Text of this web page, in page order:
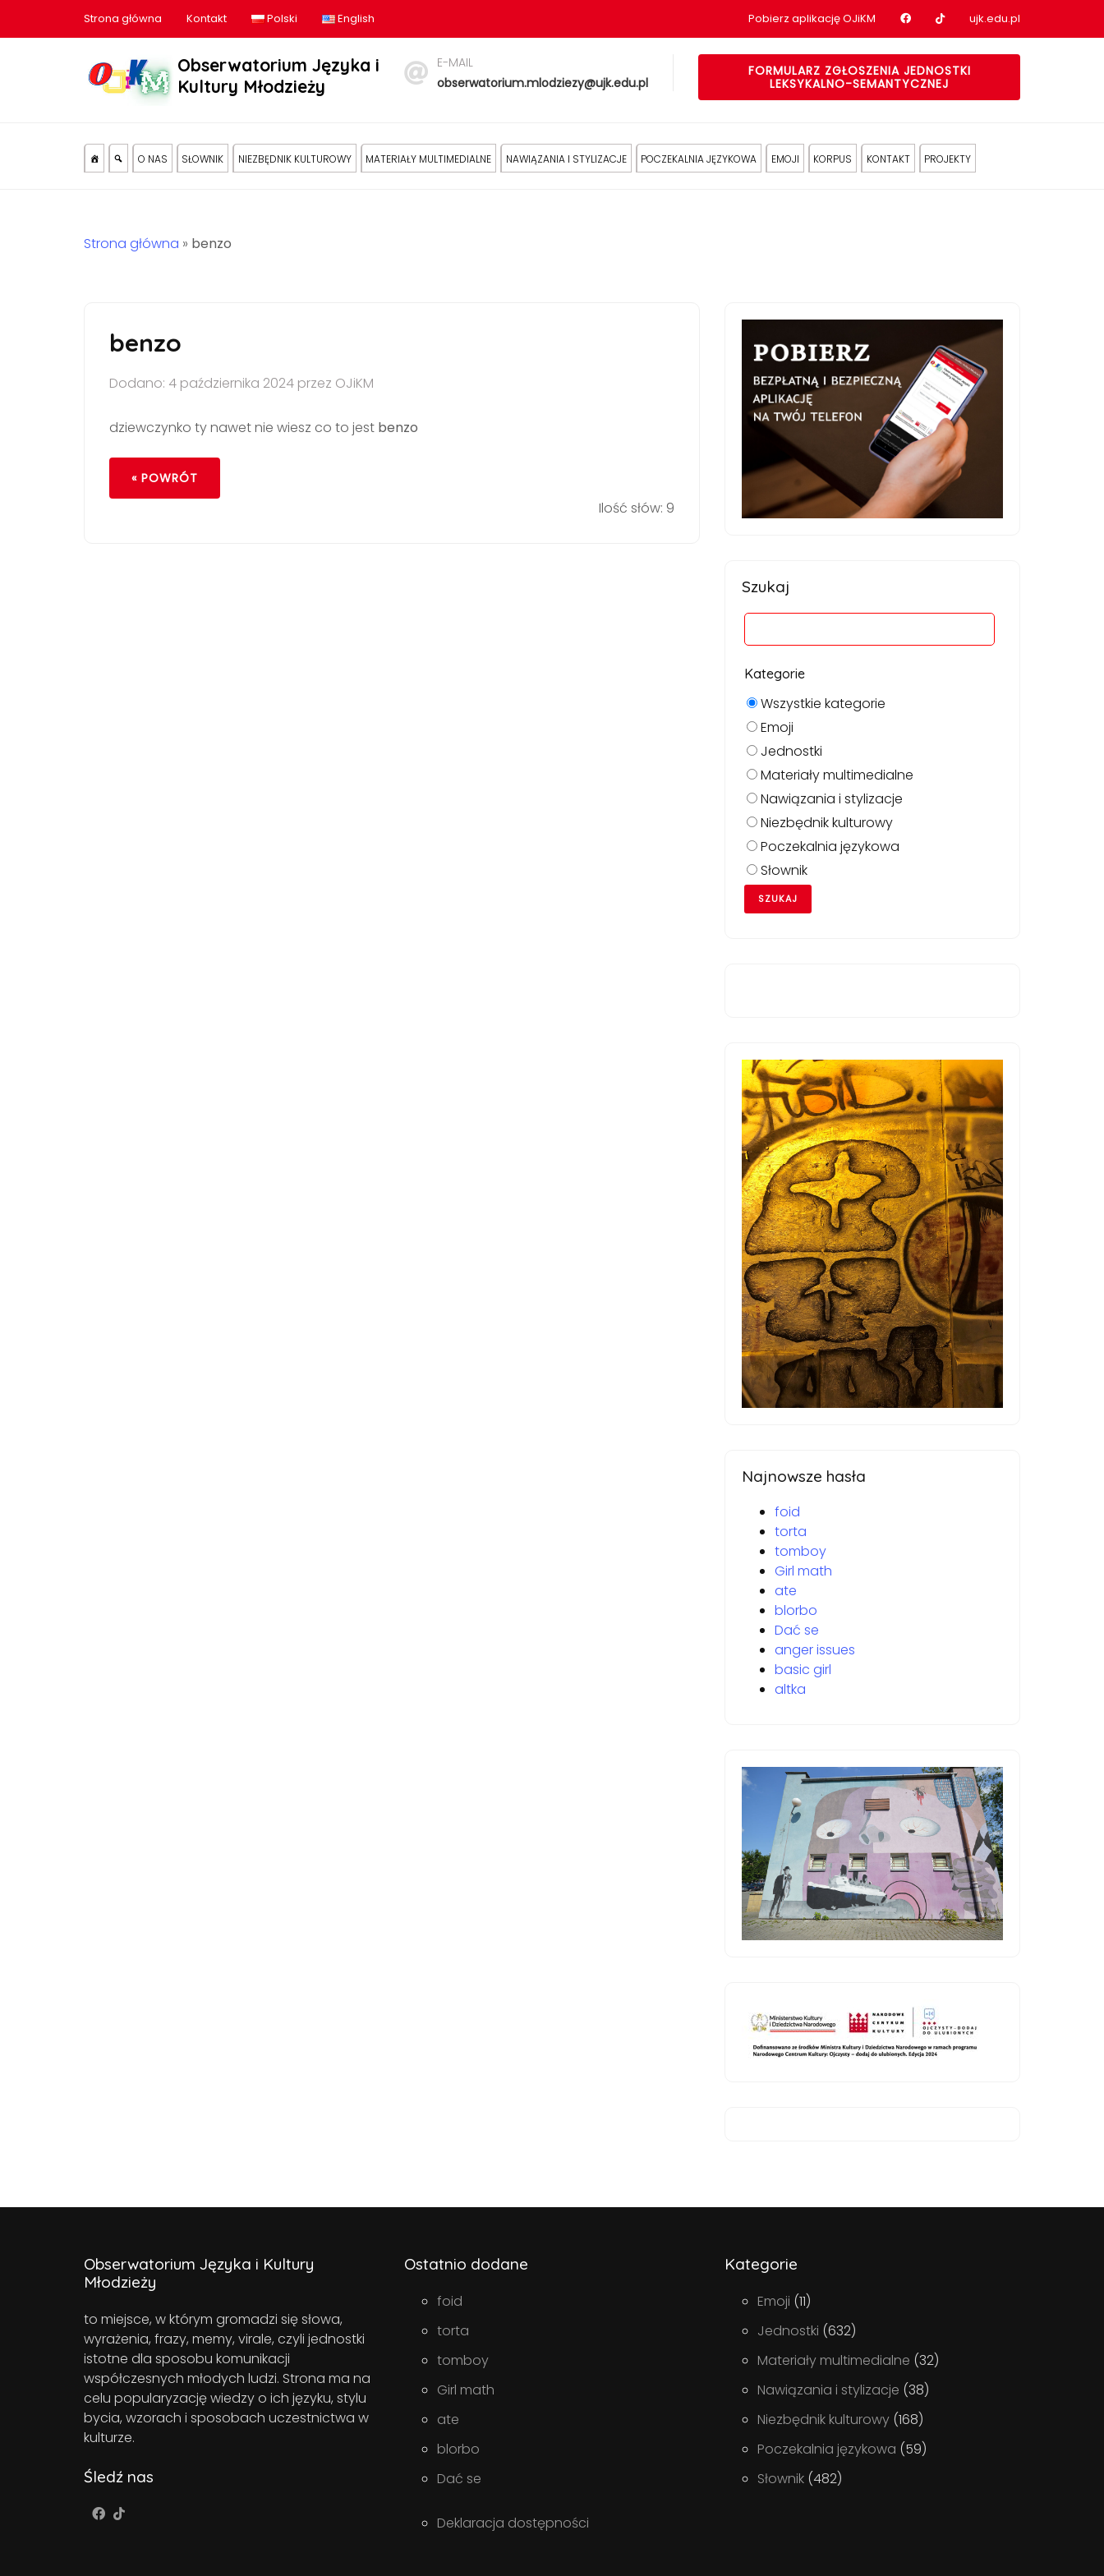
Strona główna Kontakt Polski English Pobierz aplikację OJiKM Nasz profil na Facebook
Nasz profil na tiktok
ujk.edu.pl
Obserwatorium Języka i
Kultury Młodzieży
E-MAIL
obserwatorium.mlodziezy@ujk.edu.pl
FORMULARZ ZGŁOSZENIA JEDNOSTKI
LEKSYKALNO-SEMANTYCZNEJ
O NAS SŁOWNIK NIEZBĘDNIK KULTUROWY MATERIAŁY MULTIMEDIALNE NAWIĄZANIA I STYLIZACJE POCZEKALNIA JĘZYKOWA EMOJI KORPUS KONTAKT PROJEKTY
Strona główna » benzo
benzo
Dodano: 4 października 2024 przez OJiKM
dziewczynko ty nawet nie wiesz co to jest benzo
« POWRÓT
Ilość słów: 9
Szukaj
Kategorie
Wszystkie kategorie
Emoji
Jednostki
Materiały multimedialne
Nawiązania i stylizacje
Niezbędnik kulturowy
Poczekalnia językowa
Słownik
Najnowsze hasła
foid
torta
tomboy
Girl math
ate
blorbo
Dać se
anger issues
basic girl
altka
Obserwatorium Języka i Kultury
Młodzieży
to miejsce, w którym gromadzi się słowa,
wyrażenia, frazy, memy, virale, czyli jednostki
istotne dla sposobu komunikacji
współczesnych młodych ludzi. Strona ma na
celu popularyzację wiedzy o ich języku, stylu
bycia, wzorach i sposobach uczestnictwa w
kulturze.
Śledź nas
Ostatnio dodane
foid
torta
tomboy
Girl math
ate
blorbo
Dać se
Deklaracja dostępności
Kategorie
Emoji (11)
Jednostki (632)
Materiały multimedialne (32)
Nawiązania i stylizacje (38)
Niezbędnik kulturowy (168)
Poczekalnia językowa (59)
Słownik (482)